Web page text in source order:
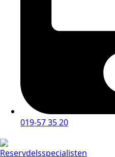
019-57 35 20
Reservdelsspecialisten